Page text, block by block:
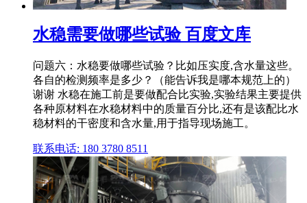
水稳需要做哪些试验 百度文库
问题六：水稳要做哪些试验？比如压实度,含水量这些。
各自的检测频率是多少？（能告诉我是哪本规范上的）
谢谢 水稳在施工前是要做配合比实验,实验结果主要提供
各种原材料在水稳材料中的质量百分比,还有是该配比水
稳材料的干密度和含水量,用于指导现场施工。
联系电话: 180 3780 8511